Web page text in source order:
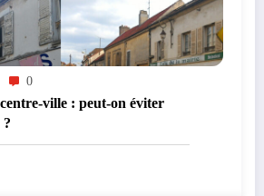
0
ville : peut-on éviter